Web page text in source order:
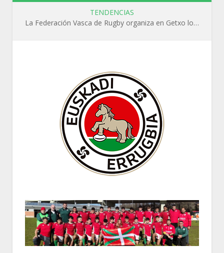
TENDENCIAS
La Federación Vasca de Rugby organiza en Getxo los cursos WR L1, WR L2 y N1 durante el mes de septiembre